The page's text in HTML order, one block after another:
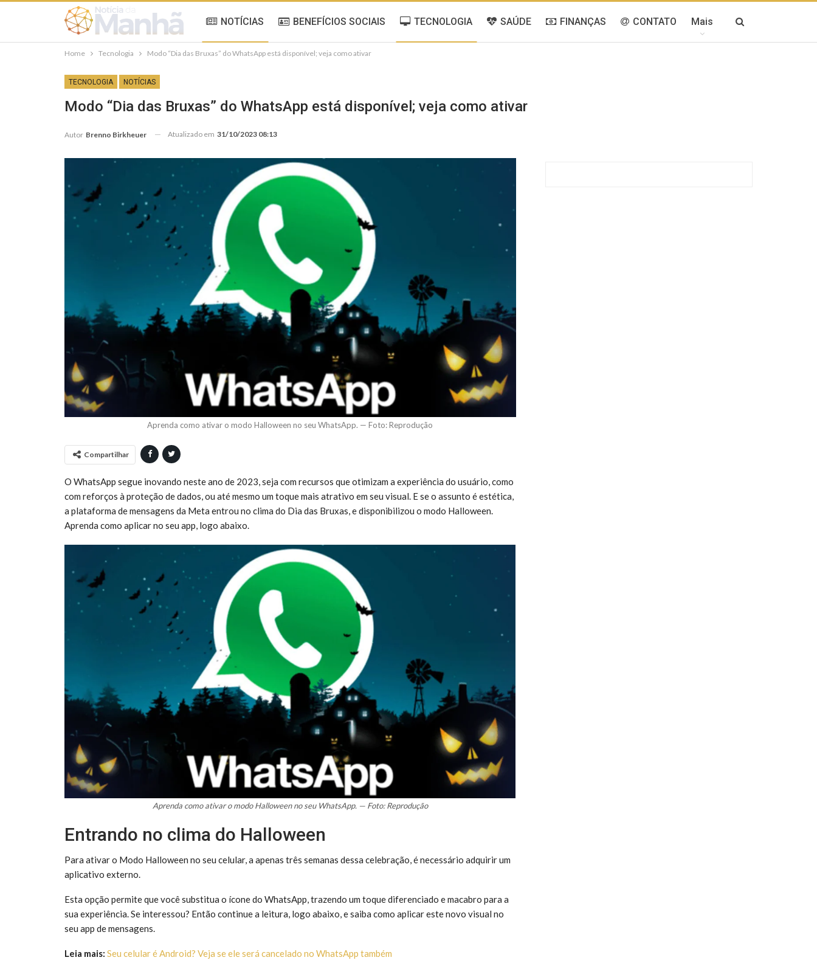
NOTÍCIAS BENEFÍCIOS SOCIAIS TECNOLOGIA SAÚDE FINANÇAS CONTATO Mais
Home Tecnologia Modo “Dia das Bruxas” do WhatsApp está disponível; veja como ativar
TECNOLOGIA NOTÍCIAS
Modo “Dia das Bruxas” do WhatsApp está disponível; veja como ativar
Autor Brenno Birkheuer Atualizado em 31/10/2023 08:13
Aprenda como ativar o modo Halloween no seu WhatsApp. — Foto: Reprodução
Compartilhar
O WhatsApp segue inovando neste ano de 2023, seja com recursos que otimizam a experiência do usuário, como
com reforços à proteção de dados, ou até mesmo um toque mais atrativo em seu visual. E se o assunto é estética,
a plataforma de mensagens da Meta entrou no clima do Dia das Bruxas, e disponibilizou o modo Halloween.
Aprenda como aplicar no seu app, logo abaixo.
Aprenda como ativar o modo Halloween no seu WhatsApp. — Foto: Reprodução
Entrando no clima do Halloween
Para ativar o Modo Halloween no seu celular, a apenas três semanas dessa celebração, é necessário adquirir um
aplicativo externo.
Esta opção permite que você substitua o ícone do WhatsApp, trazendo um toque diferenciado e macabro para a
sua experiência. Se interessou? Então continue a leitura, logo abaixo, e saiba como aplicar este novo visual no
seu app de mensagens.
Leia mais: Seu celular é Android? Veja se ele será cancelado no WhatsApp também